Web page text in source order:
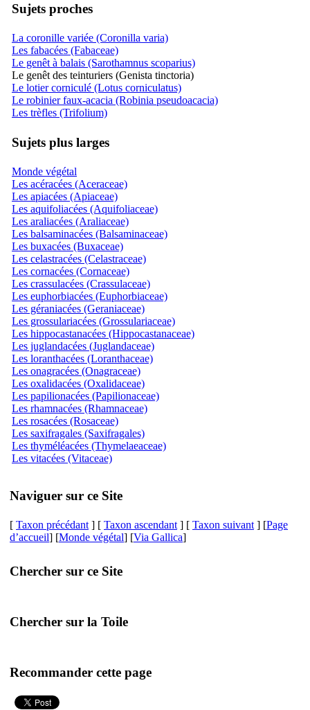
Sujets proches
La coronille variée (Coronilla varia)
Les fabacées (Fabaceae)
Le genêt à balais (Sarothamnus scoparius)
Le genêt des teinturiers (Genista tinctoria)
Le lotier corniculé (Lotus corniculatus)
Le robinier faux-acacia (Robinia pseudoacacia)
Les trèfles (Trifolium)
Sujets plus larges
Monde végétal
Les acéracées (Aceraceae)
Les apiacées (Apiaceae)
Les aquifoliacées (Aquifoliaceae)
Les araliacées (Araliaceae)
Les balsaminacées (Balsaminaceae)
Les buxacées (Buxaceae)
Les celastracées (Celastraceae)
Les cornacées (Cornaceae)
Les crassulacées (Crassulaceae)
Les euphorbiacées (Euphorbiaceae)
Les géraniacées (Geraniaceae)
Les grossulariacées (Grossulariaceae)
Les hippocastanacées (Hippocastanaceae)
Les juglandacées (Juglandaceae)
Les loranthacées (Loranthaceae)
Les onagracées (Onagraceae)
Les oxalidacées (Oxalidaceae)
Les papilionacées (Papilionaceae)
Les rhamnacées (Rhamnaceae)
Les rosacées (Rosaceae)
Les saxifragales (Saxifragales)
Les thyméléacées (Thymelaeaceae)
Les vitacées (Vitaceae)
Naviguer sur ce Site
[ Taxon précédant ] [ Taxon ascendant ] [ Taxon suivant ] [Page
d’accueil] [Monde végétal] [Via Gallica]
Chercher sur ce Site
Chercher sur la Toile
Recommander cette page